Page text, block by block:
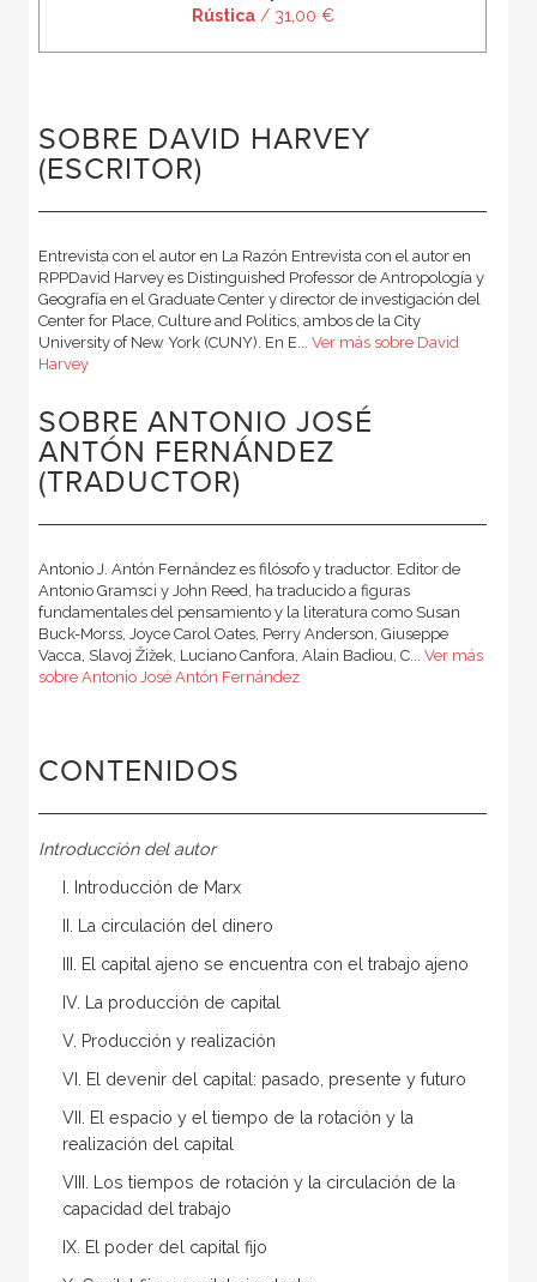
Rústica/ 31,00 €
SOBRE DAVID HARVEY
(ESCRITOR)
Entrevista con el autor en La Razón Entrevista con el autor en
RPPDavid Harvey es Distinguished Professor de Antropología y
Geografía en el Graduate Center y director de investigación del
Center for Place, Culture and Politics, ambos de la City
University of New York (CUNY). En E... Ver más sobre David
Harvey
SOBRE ANTONIO JOSÉ
ANTÓN FERNÁNDEZ
(TRADUCTOR)
Antonio J. Antón Fernández es filósofo y traductor. Editor de
Antonio Gramsci y John Reed, ha traducido a figuras
fundamentales del pensamiento y la literatura como Susan
Buck-Morss, Joyce Carol Oates, Perry Anderson, Giuseppe
Vacca, Slavoj Žižek, Luciano Canfora, Alain Badiou, C... Ver más
sobre Antonio José Antón Fernández
CONTENIDOS
Introducción del autor
I. Introducción de Marx
II. La circulación del dinero
III. El capital ajeno se encuentra con el trabajo ajeno
IV. La producción de capital
V. Producción y realización
VI. El devenir del capital: pasado, presente y futuro
VII. El espacio y el tiempo de la rotación y la
realización del capital
VIII. Los tiempos de rotación y la circulación de la
capacidad del trabajo
IX. El poder del capital fijo